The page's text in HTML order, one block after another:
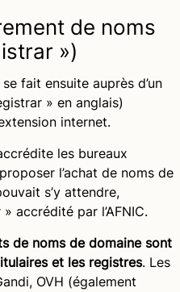
de noms
»)
fait ensuite auprès d’un
» en anglais)
internet.
les bureaux
l’achat de noms de
s’y attendre,
accrédité par l’AFNIC.
de noms de domaine sont
et les registres. Les
OVH (également